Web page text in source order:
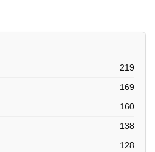
219
169
160
138
128